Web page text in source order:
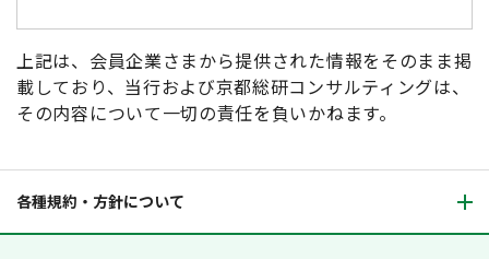
上記は、会員企業さまから提供された情報をそのまま掲
載しており、当行および京都総研コンサルティングは、
その内容について一切の責任を負いかねます。
各種規約・方針について